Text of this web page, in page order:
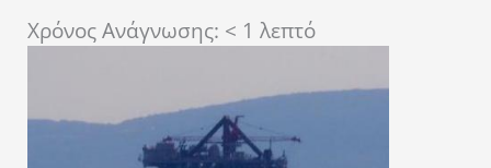
Χρόνος Ανάγνωσης: < 1 λεπτό